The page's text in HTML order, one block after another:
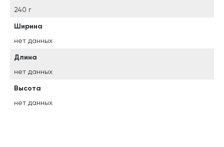
240 г
Ширина
нет данных
Длина
нет данных
Высота
нет данных